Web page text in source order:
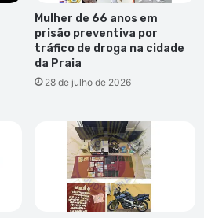
Mulher de 66 anos em
prisão preventiva por
tráfico de droga na cidade
da Praia
28 de julho de 2026